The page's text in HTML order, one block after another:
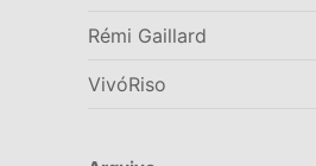
Rémi Gaillard
VivóRiso